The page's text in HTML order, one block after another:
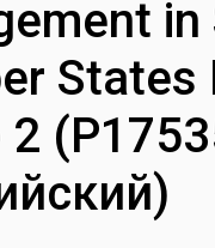
in
States
2